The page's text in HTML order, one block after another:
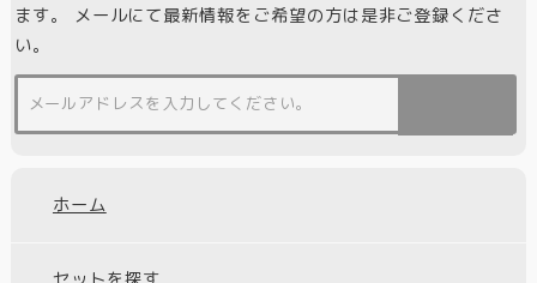
ます。 メールにて最新情報をご希望の方は是非ご登録くださ
い。
ホーム